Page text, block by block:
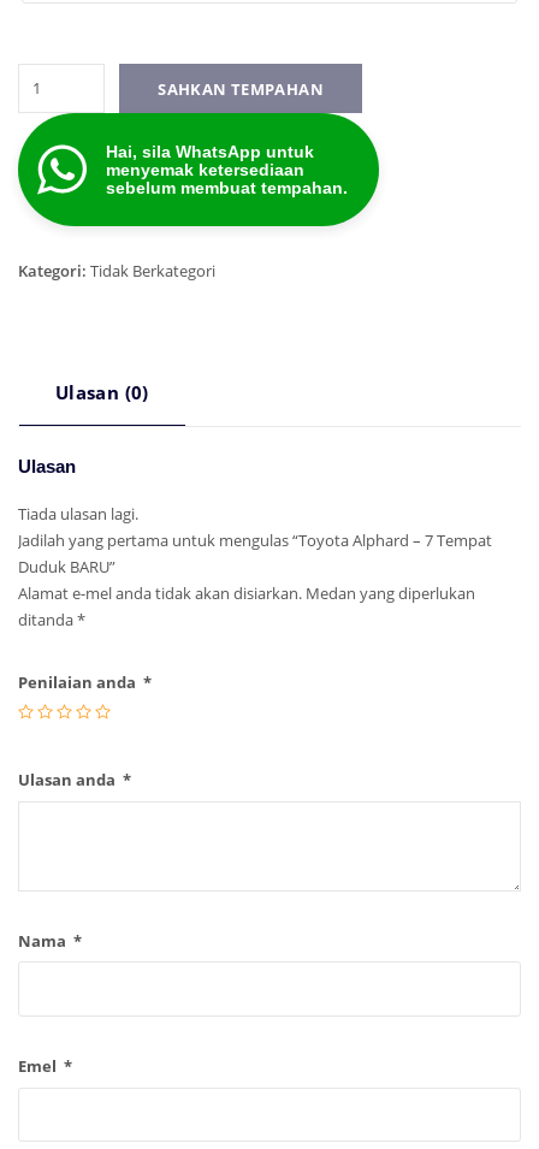
7
Tempat
Duduk
kuantiti
SAHKAN TEMPAHAN
Hai, sila WhatsApp untuk
menyemak ketersediaan
sebelum membuat tempahan.
Kategori: Tidak Berkategori
Ulasan (0)
Ulasan
Tiada ulasan lagi.
Jadilah yang pertama untuk mengulas “Toyota Alphard – 7 Tempat
Duduk BARU”
Alamat e-mel anda tidak akan disiarkan. Medan yang diperlukan
ditanda*
Penilaian anda *
Ulasan anda *
Nama *
Emel *